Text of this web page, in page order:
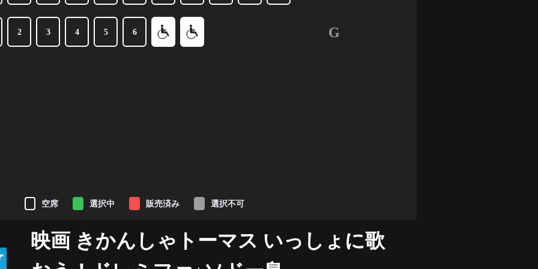
G
2 3 4 5 6
空席 選択中 販売済み 選択不可
映画 きかんしゃトーマス いっしょに歌